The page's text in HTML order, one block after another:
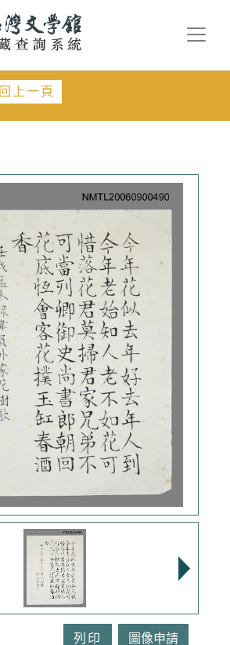
回上一頁
列印